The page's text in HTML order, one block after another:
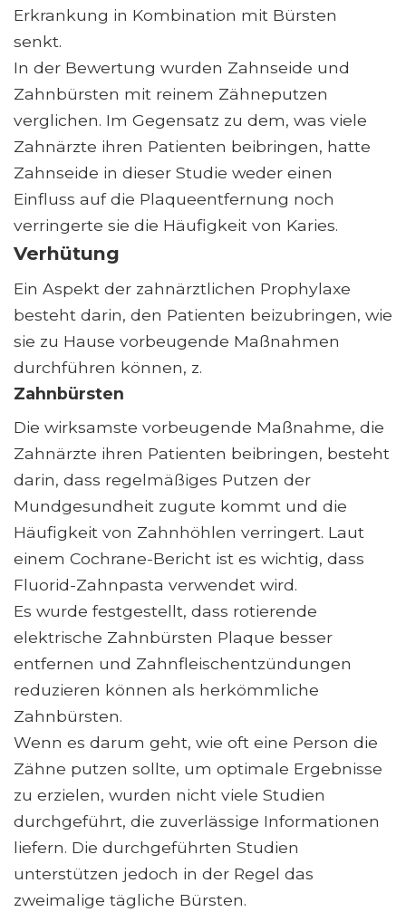
Erkrankung in Kombination mit Bürsten
senkt.
In der Bewertung wurden Zahnseide und
Zahnbürsten mit reinem Zähneputzen
verglichen. Im Gegensatz zu dem, was viele
Zahnärzte ihren Patienten beibringen, hatte
Zahnseide in dieser Studie weder einen
Einfluss auf die Plaqueentfernung noch
verringerte sie die Häufigkeit von Karies.
Verhütung
Ein Aspekt der zahnärztlichen Prophylaxe
besteht darin, den Patienten beizubringen, wie
sie zu Hause vorbeugende Maßnahmen
durchführen können, z.
Zahnbürsten
Die wirksamste vorbeugende Maßnahme, die
Zahnärzte ihren Patienten beibringen, besteht
darin, dass regelmäßiges Putzen der
Mundgesundheit zugute kommt und die
Häufigkeit von Zahnhöhlen verringert. Laut
einem Cochrane-Bericht ist es wichtig, dass
Fluorid-Zahnpasta verwendet wird.
Es wurde festgestellt, dass rotierende
elektrische Zahnbürsten Plaque besser
entfernen und Zahnfleischentzündungen
reduzieren können als herkömmliche
Zahnbürsten.
Wenn es darum geht, wie oft eine Person die
Zähne putzen sollte, um optimale Ergebnisse
zu erzielen, wurden nicht viele Studien
durchgeführt, die zuverlässige Informationen
liefern. Die durchgeführten Studien
unterstützen jedoch in der Regel das
zweimalige tägliche Bürsten.